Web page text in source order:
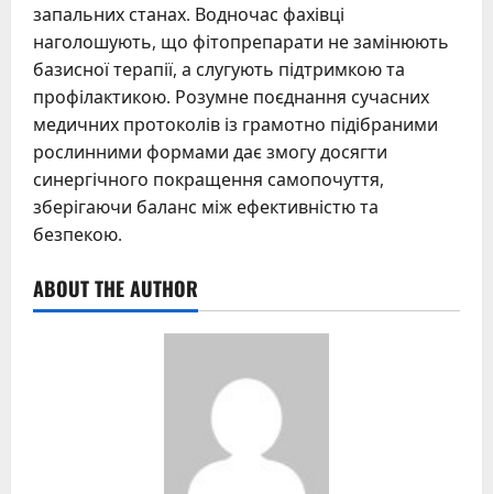
запальних станах. Водночас фахівці
наголошують, що фітопрепарати не замінюють
базисної терапії, а слугують підтримкою та
профілактикою. Розумне поєднання сучасних
медичних протоколів із грамотно підібраними
рослинними формами дає змогу досягти
синергічного покращення самопочуття,
зберігаючи баланс між ефективністю та
безпекою.
ABOUT THE AUTHOR